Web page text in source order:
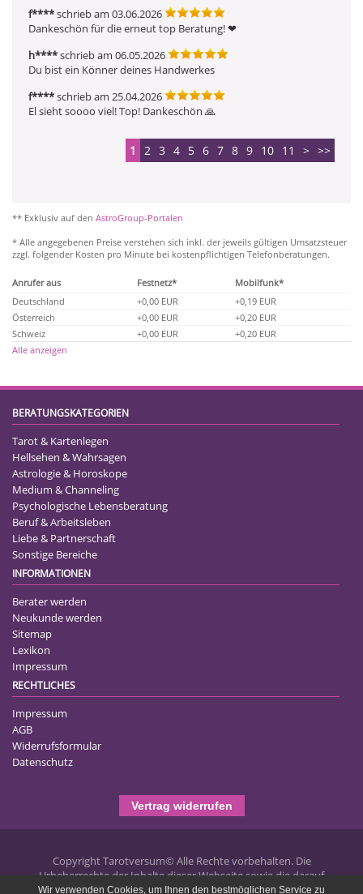
f****schrieb am 03.06.2026
Dankeschön für die erneut top Beratung! ❤ ️
h****schrieb am 06.05.2026
Du bist ein Könner deines Handwerkes
f****schrieb am 25.04.2026
El sieht soooo viel! Top! Dankeschön 🙏
1 2 3 4 5 6 7 8 9 10 11 > >>
** Exklusiv auf den AstroGroup-Portalen
* Alle angegebenen Preise verstehen sich inkl. der jeweils gültigen Umsatzsteuer
zzgl. folgender Kosten pro Minute bei kostenpflichtigen Telefonberatungen.
Anrufer aus Festnetz*
Mobilfunk*
Deutschland
+0,00 EUR
+0,19 EUR
Österreich
+0,00 EUR
+0,20 EUR
Schweiz
+0,00 EUR
+0,20 EUR
Alle anzeigen
BERATUNGSKATEGORIEN
Tarot & Kartenlegen
Hellsehen & Wahrsagen
Astrologie & Horoskope
Medium & Channeling
Psychologische Lebensberatung
Beruf & Arbeitsleben
Liebe & Partnerschaft
Sonstige Bereiche
INFORMATIONEN
Berater werden
Neukunde werden
Sitemap
Lexikon
Impressum
RECHTLICHES
Impressum
AGB
Widerrufsformular
Datenschutz
Vertrag widerrufen
Copyright Tarotversum© Alle Rechte vorbehalten. Die
Urheberrechte der Inhalte dieser Webseite sowie die darauf
publizierten Texte liegen bei Tarotversum.de und jegliche
Wir verwenden Cookies, um Ihnen den bestmöglichen Service zu